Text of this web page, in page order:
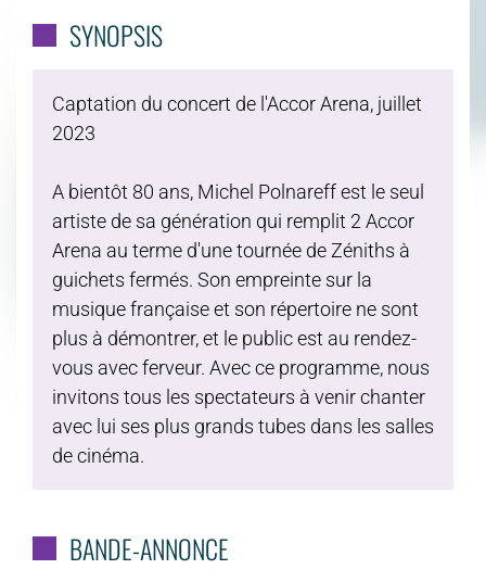
SYNOPSIS
Captation du concert de l'Accor Arena, juillet
2023
A bientôt 80 ans, Michel Polnareff est le seul
artiste de sa génération qui remplit 2 Accor
Arena au terme d'une tournée de Zéniths à
guichets fermés. Son empreinte sur la
musique française et son répertoire ne sont
plus à démontrer, et le public est au rendez-
vous avec ferveur. Avec ce programme, nous
invitons tous les spectateurs à venir chanter
avec lui ses plus grands tubes dans les salles
de cinéma.
BANDE-ANNONCE